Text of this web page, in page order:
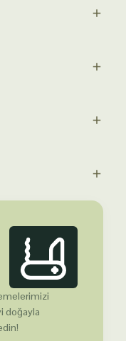
doğayla